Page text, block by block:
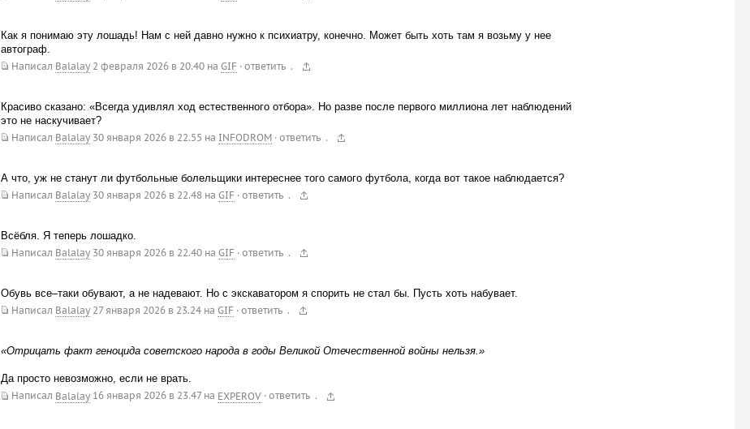
Как я понимаю эту лошадь! Нам с ней давно нужно к психиатру, конечно. Может быть хоть там я возьму у нее
автограф.
Написал Balalay 2 февраля 2026 в 20.40на GIF · ответить .
Красиво сказано: «Всегда удивлял ход естественного отбора». Но разве после первого миллиона лет наблюдений
это не наскучивает?
Написал Balalay 30 января 2026 в 22.55 на INFODROM · ответить .
А что, уж не станут ли футбольные болельщики интереснее того самого футбола, когда вот такое наблюдается?
Написал Balalay 30 января 2026 в 22.48на GIF · ответить .
Всёбля. Я теперь лошадко.
Написал Balalay 30 января 2026 в 22.40на GIF · ответить .
Обувь все–таки обувают, а не надевают. Но с экскаватором я спорить не стал бы. Пусть хоть набувает.
Написал Balalay 27 января 2026 в 23.24на GIF · ответить .
«Отрицать факт геноцида советского народа в годы Великой Отечественной войны нельзя.»
Да просто невозможно, если не врать.
Написал Balalay 16 января 2026 в 23.47на EXPEROV · ответить .